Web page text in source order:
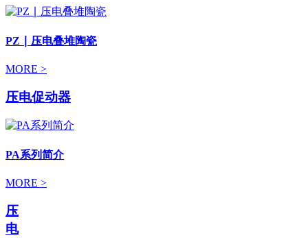
PZ ∣ 压电叠堆陶瓷
MORE >
压电促动器
PA系列简介
MORE >
压
电